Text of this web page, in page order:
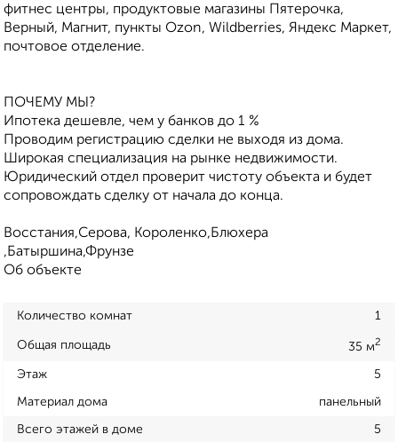
фитнес центры, продуктовые магазины Пятерочка,
Верный, Магнит, пункты Оzоn, Wildbеrriеs, Яндекс Маркет,
почтовое отделение.
ПОЧЕМУ МЫ?
Ипотека дешевле, чем у банков до 1 %
Проводим регистрацию сделки не выходя из дома.
Широкая специализация на рынке недвижимости.
Юридический отдел проверит чистоту объекта и будет
сопровождать сделку от начала до конца.
Восстания,Серова, Короленко,Блюхера
,Батыршина,Фрунзе
Об объекте
Количество комнат 1
Общая площадь 35 м2
Этаж 5
Материал дома панельный
Всего этажей в доме 5